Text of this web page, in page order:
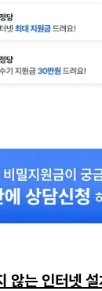
않는 인터넷